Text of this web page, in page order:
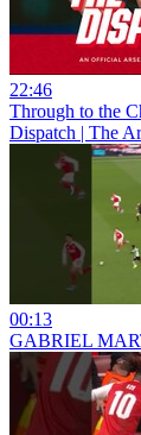
22:46
Through to the
Dispatch | The
00:13
GABRIEL